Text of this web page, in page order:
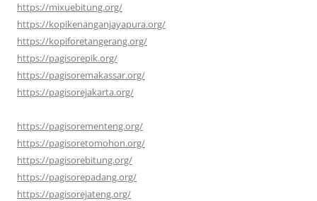
https://mixuebitung.org/
https://kopikenanganjayapura.org/
https://kopiforetangerang.org/
https://pagisorepik.org/
https://pagisoremakassar.org/
https://pagisorejakarta.org/
https://pagisorementeng.org/
https://pagisoretomohon.org/
https://pagisorebitung.org/
https://pagisorepadang.org/
https://pagisorejateng.org/